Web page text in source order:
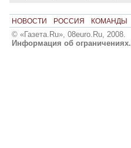
НОВОСТИ РОССИЯ КОМАНДЫ
© «Газета.Ru», 08euro.Ru, 2008.
Информация об ограничениях.